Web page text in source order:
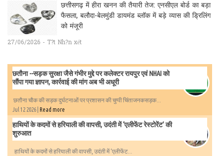
छत्तीसगढ़ में हीरा खनन की तैयारी तेज: एनसीएल बोर्ड का बड़ा
फैसला, बलौदा-बेलमुंडी डायमंड ब्लॉक में बड़े व्यास की ड्रिलिंग
को मंजूरी
27/06/2026 - T?t Nh?n xét
छतौना --सड़क सुरक्षा जैसे गंभीर मुद्दे पर कलेक्टर रायपुर एवं NHAI को
सौंपा गया ज्ञापन, कार्रवाई की मांग अब भी अधूरी
छतौना चौक की सड़क दुर्घटनाओं पर प्रशासन की चुप्पी चिंताजनकसड़क...
Jul 12 2026 | Read more
हाथियों के कदमों से हरियाली की वापसी, उदंती में ‘एलीफेंट रेस्टोरेंट’ की
शुरुआत
हाथियों के कदमों से हरियाली की वापसी, उदंती में ‘एलीफेंट...